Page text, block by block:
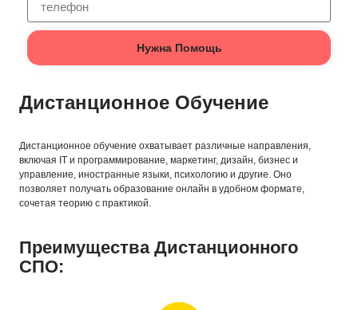
Нужна Помощь
Дистанционное Обучение
Дистанционное обучение охватывает различные направления,
включая IT и программирование, маркетинг, дизайн, бизнес и
управление, иностранные языки, психологию и другие. Оно
позволяет получать образование онлайн в удобном формате,
сочетая теорию с практикой.
Преимущества Дистанционного
СПО: